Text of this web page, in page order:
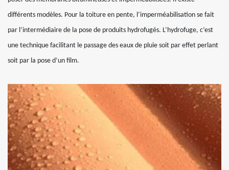
différents modèles. Pour la toiture en pente, l’imperméabilisation se fait
par l’intermédiaire de la pose de produits hydrofugés. L’hydrofuge, c’est
une technique facilitant le passage des eaux de pluie soit par effet perlant
soit par la pose d’un film.